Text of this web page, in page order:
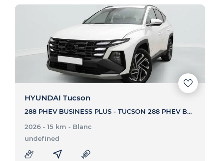
HYUNDAI Tucson
288 PHEV BUSINESS PLUS - TUCSON 288 PHEV BUSINESS PLUS
2026 - 15 km - Blanc
undefined